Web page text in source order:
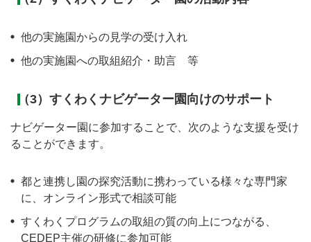
他の実施園からの見学の受け入れ
他の実施園への取組紹介・助言 等
（3）すくわくナビゲーター園向けのサポート
ナビゲーター園に参加することで、次のような支援を受け
ることができます。
都と連携し園の探究活動に携わっている様々な専門家
に、オンライン形式で相談可能
すくわくプログラムの取組の質の向上につながる、
CEDEP主催の研修に参加可能